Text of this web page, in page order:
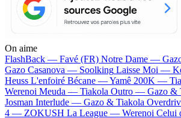
On aime
FlashBack — Favé (FR) Notre Dame —
Gazo Casanova — Soolking Laisse Moi —
Heuss L'enfoiré Bécane —Yamê 200K —
Werenoi Meuda — Tiakola Outro — Gazo &
Josman Interlude — Gazo & Tiakola
4 — ZOKUSH La League — Werenoi Celui